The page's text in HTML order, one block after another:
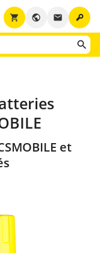
key
email
public
shopping_cart
et